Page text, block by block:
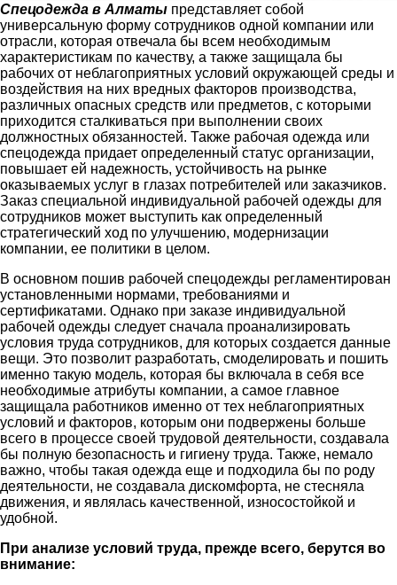
Спецодежда в Алматы представляет собой
универсальную форму сотрудников одной компании или
отрасли, которая отвечала бы всем необходимым
характеристикам по качеству, а также защищала бы
рабочих от неблагоприятных условий окружающей среды и
воздействия на них вредных факторов производства,
различных опасных средств или предметов, с которыми
приходится сталкиваться при выполнении своих
должностных обязанностей. Также рабочая одежда или
спецодежда придает определенный статус организации,
повышает ей надежность, устойчивость на рынке
оказываемых услуг в глазах потребителей или заказчиков.
Заказ специальной индивидуальной рабочей одежды для
сотрудников может выступить как определенный
стратегический ход по улучшению, модернизации
компании, ее политики в целом.
В основном пошив рабочей спецодежды регламентирован
установленными нормами, требованиями и
сертификатами. Однако при заказе индивидуальной
рабочей одежды следует сначала проанализировать
условия труда сотрудников, для которых создается данные
вещи. Это позволит разработать, смоделировать и пошить
именно такую модель, которая бы включала в себя все
необходимые атрибуты компании, а самое главное
защищала работников именно от тех неблагоприятных
условий и факторов, которым они подвержены больше
всего в процессе своей трудовой деятельности, создавала
бы полную безопасность и гигиену труда. Также, немало
важно, чтобы такая одежда еще и подходила бы по роду
деятельности, не создавала дискомфорта, не стесняла
движения, и являлась качественной, износостойкой и
удобной.
При анализе условий труда, прежде всего, берутся во
внимание: